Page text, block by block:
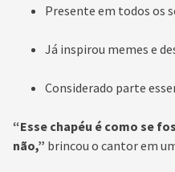
Presente em todos os
Já inspirou memes e
Considerado parte
“Esse chapéu é como se
não,” brincou o cantor em